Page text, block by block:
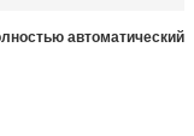
автоматический